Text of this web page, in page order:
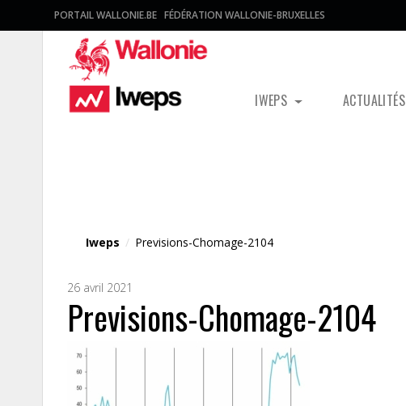
PORTAIL WALLONIE.BE FÉDÉRATION WALLONIE-BRUXELLES
IWEPS ACTUALITÉS
Iweps / Previsions-Chomage-2104
26 avril 2021
Previsions-Chomage-2104